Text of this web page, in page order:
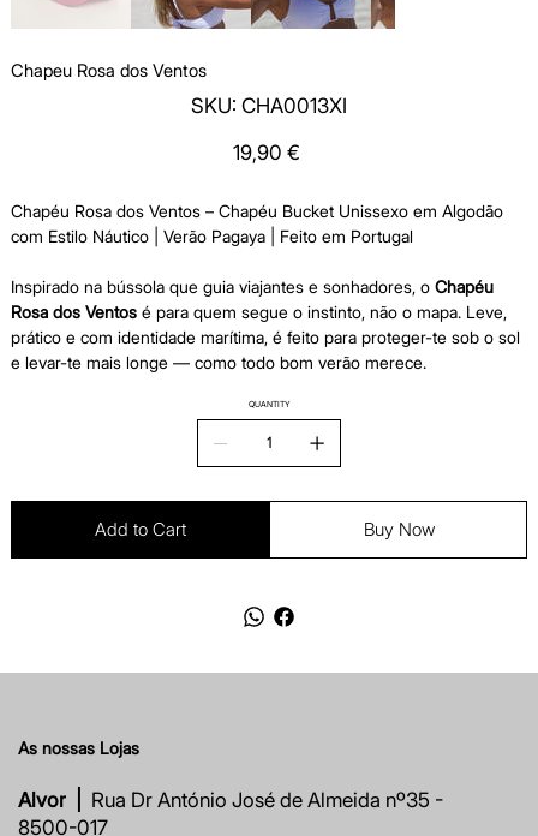
Chapeu Rosa dos Ventos
SKU:
SKU
CHA0013XI
CHA0013XI
Price
19,90 €
Chapéu Rosa dos Ventos – Chapéu Bucket Unissexo em Algodão
com Estilo Náutico | Verão Pagaya | Feito em Portugal
Inspirado na bússola que guia viajantes e sonhadores, o Chapéu
Rosa dos Ventosé para quem segue o instinto, não o mapa. Leve,
prático e com identidade marítima, é feito para proteger-te sob o sol
e levar-te mais longe — como todo bom verão merece.
QUANTITY
Add to Cart Buy Now
As nossas Lojas
Alvor |
Rua Dr António José de Almeida nº35 -
8500-017